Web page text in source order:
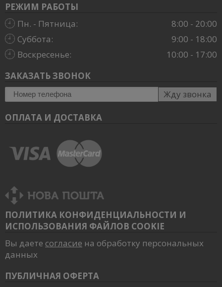
РЕЖИМ РАБОТЫ
Пн. - Пятница:
8:00 - 20:00
Суббота:
9:00 - 18:00
Воскресенье:
10:00 - 17:00
ЗАКАЗАТЬ ЗВОНОК
Жду звонка
ОПЛАТА И ДОСТАВКА
ПОЛИТИКА КОНФИДЕНЦИАЛЬНОСТИ И
ИСПОЛЬЗОВАНИЯ ФАЙЛОВ COOKIE
Вы даете согласие на обработку персональных
данных
ПУБЛИЧНАЯ ОФЕРТА